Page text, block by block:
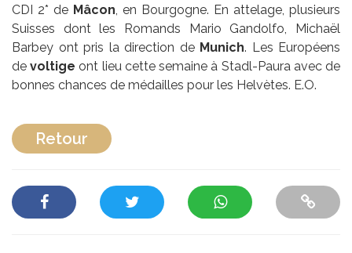
CDI 2* de Mâcon, en Bourgogne. En attelage, plusieurs
Suisses dont les Romands Mario Gandolfo, Michaël
Barbey ont pris la direction de Munich. Les Européens
devoltige ont lieu cette semaine à Stadl-Paura avec de
bonnes chances de médailles pour les Helvètes. E.O.
Retour